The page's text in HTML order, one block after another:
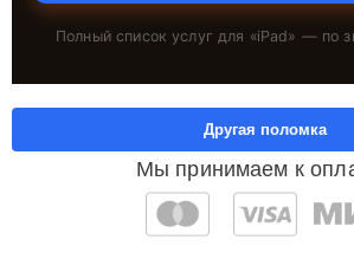
Полный список услуг для «iPad» — по
Мы принимаем к
Другая поломка